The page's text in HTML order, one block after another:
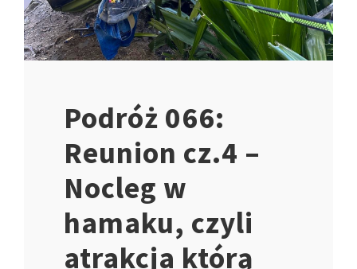
Podróż 066:
Reunion cz.4 –
Nocleg w
hamaku, czyli
atrakcja którą